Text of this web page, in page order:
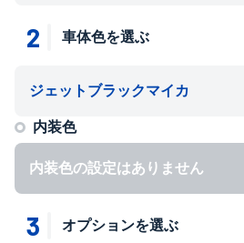
2 車体色を選ぶ
ジェットブラックマイカ
内装色
内装色の設定はありません
3 オプションを選ぶ